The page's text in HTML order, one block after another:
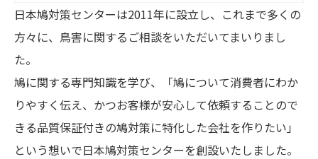
日本鳩対策センターは2011年に設立し、これまで多くの
方々に、鳥害に関するご相談をいただいてまいりまし
た。
鳩に関する専門知識を学び、「鳩について消費者にわか
りやすく伝え、かつお客様が安心して依頼することので
きる品質保証付きの鳩対策に特化した会社を作りたい」
という想いで日本鳩対策センターを創設いたしました。